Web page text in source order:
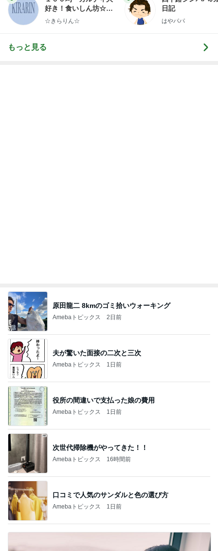
好き！食いしん坊☆き
らりん☆のブログ
☆きらりん☆
日記
はやパパ
もっと見る
原田龍二 8kmのゴミ拾いウォーキング
Amebaトピックス 2日前
夫が驚いた面接の二次と三次
Amebaトピックス 1日前
役所の間違いで支払った娘の費用
Amebaトピックス 1日前
次世代掃除機がやってきた！！
Amebaトピックス 16時間前
口コミで人気のサンダルと色の選び方
Amebaトピックス 1日前